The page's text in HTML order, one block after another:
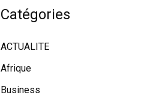
Catégories
ACTUALITE
Afrique
Business